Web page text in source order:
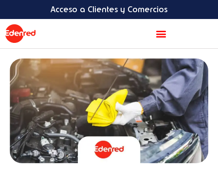
al
contenido
Acceso a Clientes y Comercios